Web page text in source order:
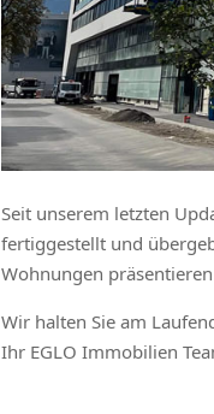
Seit unserem letzten
fertiggestellt und
Wohnungen
Wir halten Sie am
Ihr EGLO Immobilien